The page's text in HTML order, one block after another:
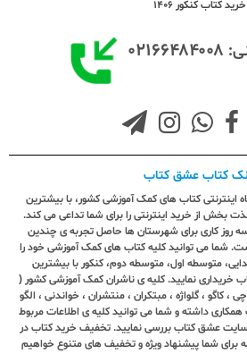
خرید کتاب کنکور 1406
۰۲۱۶۶۴۸۴۰۰۸
کتاب عشق کتاب
اینترنتی کتاب های کمک آموزشی کشور، با بیشترین
بخش از خرید اینترنتی را برای شما تداعی می کند.
و سه روز کاری برای شهرستان ها حاصل تجربه ی چندین
شما می توانید کلیه کتاب های کمک آموزشی خود را
متوسطه اول، متوسطه دوم، کنکور با بیشترین
نمایید. کلیه ی ناشران کمک آموزشی کشور (
، کاگو ، گلواژه ، مبتکران ، منتشران ، خواندنی ، الگو
داشته و شما می توانید کلیه ی اطلاعات مربوط
عشق کتاب بررسی نمایید. تخفیف خرید کتاب در
برای شما پیشنهاد ویژه و تخفیف های متنوع خواهیم